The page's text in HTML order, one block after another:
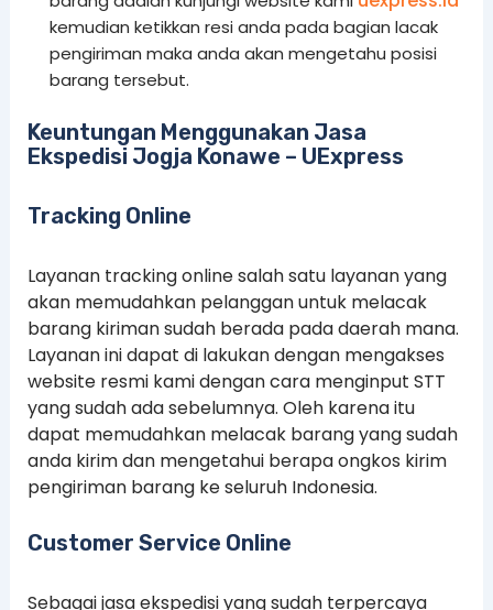
kemudian ketikkan resi anda pada bagian lacak
pengiriman maka anda akan mengetahu posisi
barang tersebut.
Keuntungan Menggunakan Jasa
Ekspedisi Jogja Konawe – UExpress
Tracking Online
Layanan tracking online salah satu layanan yang
akan memudahkan pelanggan untuk melacak
barang kiriman sudah berada pada daerah mana.
Layanan ini dapat di lakukan dengan mengakses
website resmi kami dengan cara menginput STT
yang sudah ada sebelumnya. Oleh karena itu
dapat memudahkan melacak barang yang sudah
anda kirim dan mengetahui berapa ongkos kirim
pengiriman barang ke seluruh Indonesia.
Customer Service Online
Sebagai jasa ekspedisi yang sudah terpercaya